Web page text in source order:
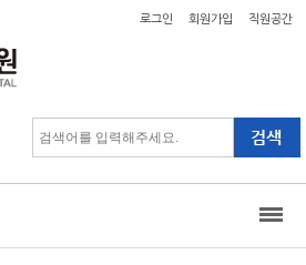
로그인 회원가입 직원공간